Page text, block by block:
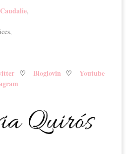
Caudalie,
♡ Bloglovin ♡ Youtube